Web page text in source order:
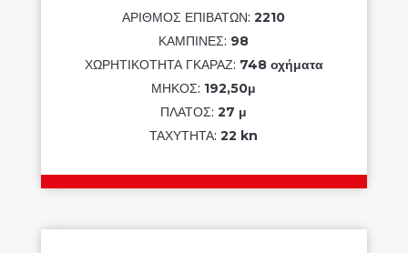
ΑΡΙΘΜΟΣ ΕΠΙΒΑΤΩΝ:2210
ΚΑΜΠΙΝΕΣ: 98
ΧΩΡΗΤΙΚΟΤΗΤΑ ΓΚΑΡΑΖ: 748 οχήματα
ΜΗΚΟΣ: 192,50μ
ΠΛΑΤΟΣ:27 μ
ΤΑΧΥΤΗΤΑ:22 kn